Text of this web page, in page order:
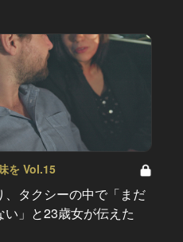
を Vol.15
、タクシーの中で「まだ
い」と23歳女が伝えた